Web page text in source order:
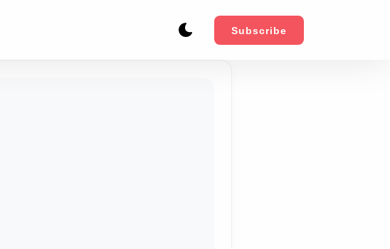
Subscribe